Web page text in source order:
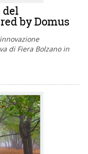
del
by Domus
di Fiera Bolzano in